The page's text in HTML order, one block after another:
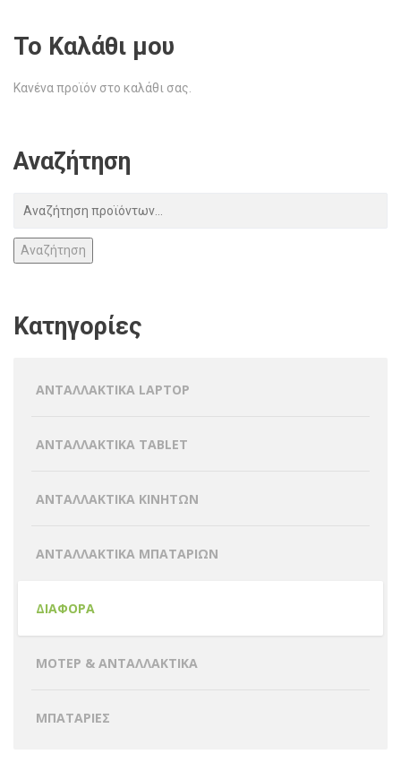
Το Καλάθι μου
Κανένα προϊόν στο καλάθι σας.
Αναζήτηση
Αναζήτηση
Κατηγορίες
ΑΝΤΑΛΛΑΚΤΙΚΑ LAPTOP
ΑΝΤΑΛΛΑΚΤΙΚΑ TABLET
ΑΝΤΑΛΛΑΚΤΙΚΑ ΚΙΝΗΤΩΝ
ΑΝΤΑΛΛΑΚΤΙΚΑ ΜΠΑΤΑΡΙΩΝ
ΔΙΑΦΟΡΑ
ΜΟΤΕΡ & ΑΝΤΑΛΛΑΚΤΙΚΑ
ΜΠΑΤΑΡΙΕΣ